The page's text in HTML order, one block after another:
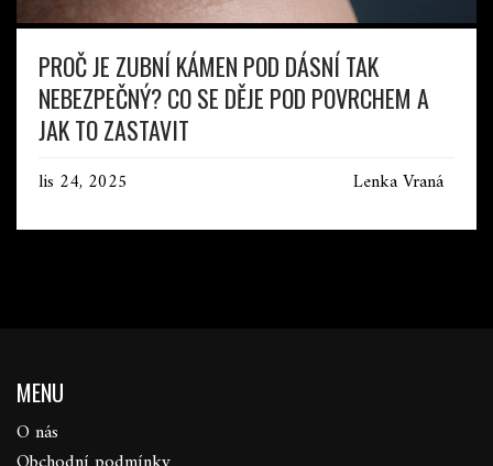
PROČ JE ZUBNÍ KÁMEN POD DÁSNÍ TAK
NEBEZPEČNÝ? CO SE DĚJE POD POVRCHEM A
JAK TO ZASTAVIT
lis 24, 2025 Lenka Vraná
MENU
O nás